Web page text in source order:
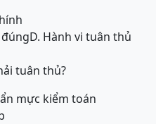
D. Hành vi tuân thủ
tuân thủ?
mực kiểm toán